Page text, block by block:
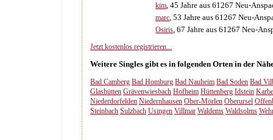
kim, 45 Jahre aus 61267 Neu-
marc, 53 Jahre aus 61267 Neu-
Osiris, 67 Jahre aus 61267 Neu-
Jetzt kostenlos registrieren...
Weitere Singles gibt es in folgenden Orten in der
Bad Camberg Bad Homburg Bad Nauheim Bad Soden Bad
Glashütten Grävenwiesbach Hofheim Hüttenberg Idstein
Niederdorfelden Niedernhausen Ober-Mörlen Oberursel
Steinbach Sulzbach Usingen Villmar Waldems Waldsolms